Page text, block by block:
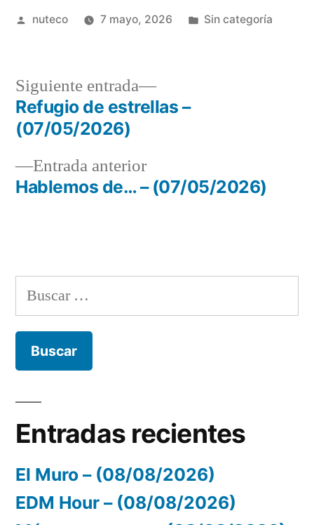
Publicada
nuteco 7 mayo, 2026
Publicada
Sin categoría
Navegación
entradas
Entrada anteriorEntrada
anterior:
Hablemos de… – (07/05/2026)
Siguiente entrada
Siguiente
entrada:
Refugio de estrellas –
(07/05/2026)
Buscar:
Entradas recientes
El Muro – (08/08/2026)
EDM Hour – (08/08/2026)